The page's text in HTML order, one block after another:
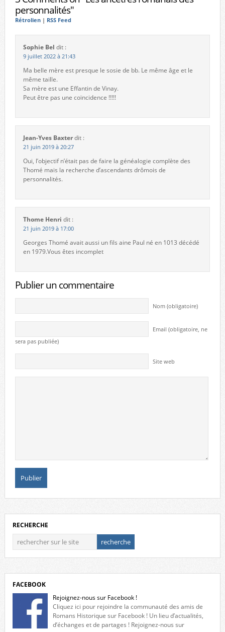
personnalités"
Rétrolien| RSS Feed
Sophie Bel dit :
9 juillet 2022 à 21:43
Ma belle mère est presque le sosie de bb. Le même âge et le
même taille.
Sa mère est une Effantin de Vinay.
Peut être pas une coïncidence !!!!!
Jean-Yves Baxterdit :
21 juin 2019 à 20:27
Oui, l’objectif n’était pas de faire la généalogie complète des
Thomé mais la recherche d’ascendants drômois de
personnalités.
Thome Henri dit :
21 juin 2019 à 17:00
Georges Thomé avait aussi un fils aine Paul né en 1013 décédé
en 1979.Vous êtes incomplet
Publier un commentaire
Nom (obligatoire)
Email (obligatoire, ne
sera pas publiée)
Site web
RECHERCHE
FACEBOOK
Rejoignez-nous sur Facebook !
Cliquez ici pour rejoindre la communauté des amis de
Romans Historique sur Facebook ! Un lieu d’actualités,
d’échanges et de partages ! Rejoignez-nous sur